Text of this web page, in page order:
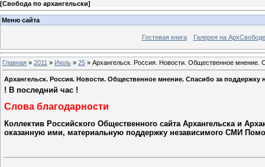
[Свобода по архангельски]
Меню сайта
Гостевая книга Галерея на АрхСвободе
Главная » 2011 » Июль » 25 » Архангельск. Россия. Новости. Общественное мнение.
Архангельск. Россия. Новости. Общественное мнение. Спасибо за поддержку
! В последний час !
Слова благодарности
Коллектив Российского Общественного сайта Архангельска и
оказанную ими, материальную поддержку независимого СМИ